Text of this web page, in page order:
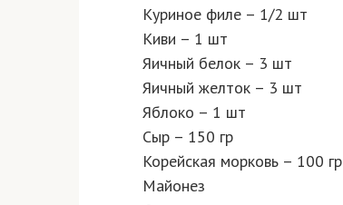
Куриное филе – 1/2 шт
Киви – 1 шт
Яичный белок – 3 шт
Яичный желток – 3 шт
Яблоко – 1 шт
Сыр – 150 гр
Корейская морковь – 100 гр
Майонез